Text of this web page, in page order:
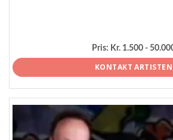
Pris: Kr. 1.500 -
KONTAKT ARTISTEN